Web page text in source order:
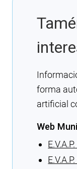
forma
artificial
Web